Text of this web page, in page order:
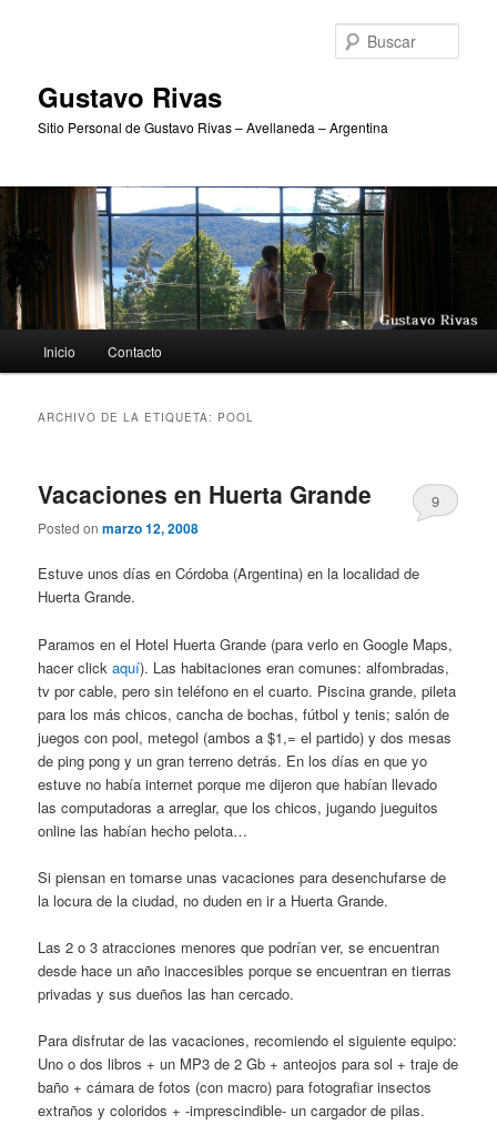
Gustavo Rivas
Sitio Personal de Gustavo Rivas – Avellaneda – Argentina
principal
Inicio Contacto
ARCHIVO DE LA ETIQUETA: POOL
Vacaciones en Huerta Grande
Posted onmarzo 12, 2008
9
Estuve unos días en Córdoba (Argentina) en la localidad de
Huerta Grande.
Paramos en el Hotel Huerta Grande (para verlo en Google Maps,
hacer clickaquí). Las habitaciones eran comunes: alfombradas,
tv por cable, pero sin teléfono en el cuarto. Piscina grande, pileta
para los más chicos, cancha de bochas, fútbol y tenis; salón de
juegos con pool, metegol (ambos a $1,= el partido) y dos mesas
de ping pong y un gran terreno detrás. En los días en que yo
estuve no había internet porque me dijeron que habían llevado
las computadoras a arreglar, que los chicos, jugando jueguitos
online las habían hecho pelota…
Si piensan en tomarse unas vacaciones para desenchufarse de
la locura de la ciudad, no duden en ir a Huerta Grande.
Las 2 o 3 atracciones menores que podrían ver, se encuentran
desde hace un año inaccesibles porque se encuentran en tierras
privadas y sus dueños las han cercado.
Para disfrutar de las vacaciones, recomiendo el siguiente equipo:
Uno o dos libros + un MP3 de 2 Gb + anteojos para sol + traje de
baño + cámara de fotos (con macro) para fotografiar insectos
extraños y coloridos + -imprescindible- un cargador de pilas.